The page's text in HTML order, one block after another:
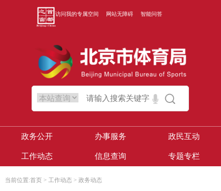
访问我的专属空间 网站无障碍 智能问答
政务公开 办事服务 政民互动
工作动态 信息查询 专题专栏
当前位置:首页 > 工作动态 > 政务动态